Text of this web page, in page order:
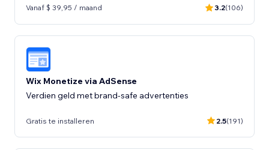
Vanaf $ 39,95 / maand 3.2(106)
Wix Monetize via AdSense
Verdien geld met brand-safe advertenties
Gratis te installeren 2.5(191)